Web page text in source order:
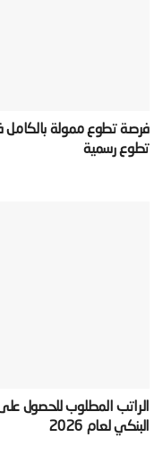
تطوع رسمية‬
‫الراتب المطلوب للحصول
البنكي لعام 2026‬